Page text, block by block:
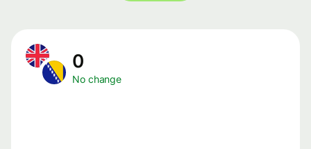
0
No change